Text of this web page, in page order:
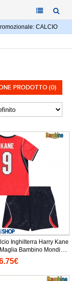
CALCIO
PRODOTTO (0)
Inghilterra Harry Kane
Bambino Mondiali
Corta + Pantaloni corti)